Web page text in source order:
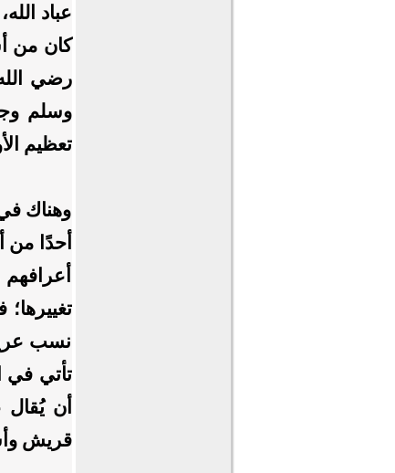
عباد
كان من
رضي
وسلم
تعظيم
وهناك
أحدًا من
نسب
تأتي في
أن
قريش